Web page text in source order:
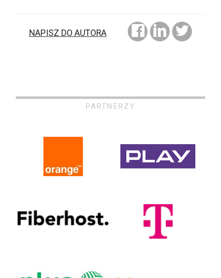
NAPISZ DO AUTORA
PARTNERZY